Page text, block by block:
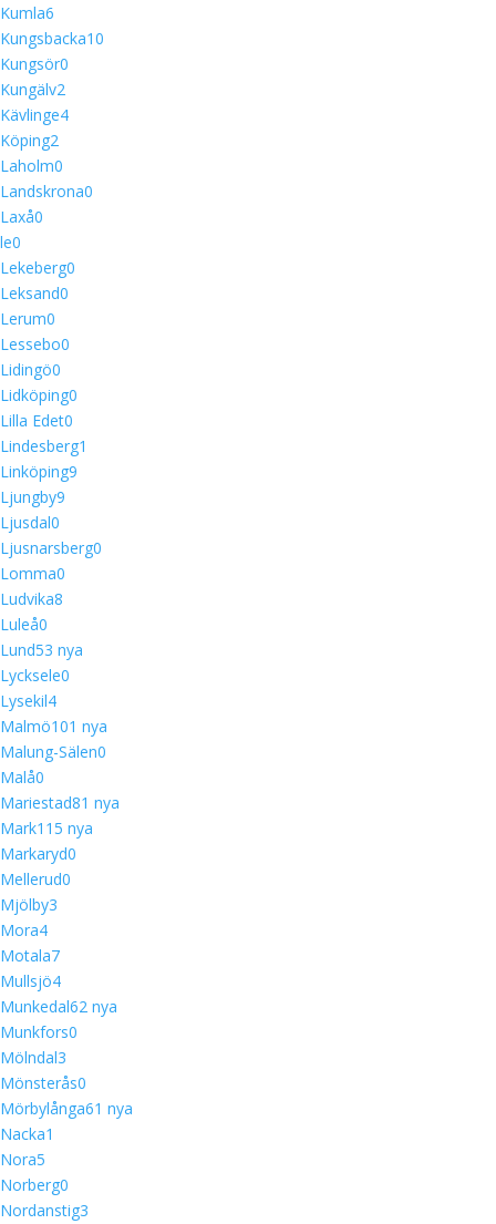
Kumla6
Kungsbacka10
Kungsör0
Kungälv2
Kävlinge4
Köping2
Laholm0
Landskrona0
Laxå0
le0
Lekeberg0
Leksand0
Lerum0
Lessebo0
Lidingö0
Lidköping0
Lilla Edet0
Lindesberg1
Linköping9
Ljungby9
Ljusdal0
Ljusnarsberg0
Lomma0
Ludvika8
Luleå0
Lund53 nya
Lycksele0
Lysekil4
Malmö101 nya
Malung-Sälen0
Malå0
Mariestad81 nya
Mark115 nya
Markaryd0
Mellerud0
Mjölby3
Mora4
Motala7
Mullsjö4
Munkedal62 nya
Munkfors0
Mölndal3
Mönsterås0
Mörbylånga61 nya
Nacka1
Nora5
Norberg0
Nordanstig3